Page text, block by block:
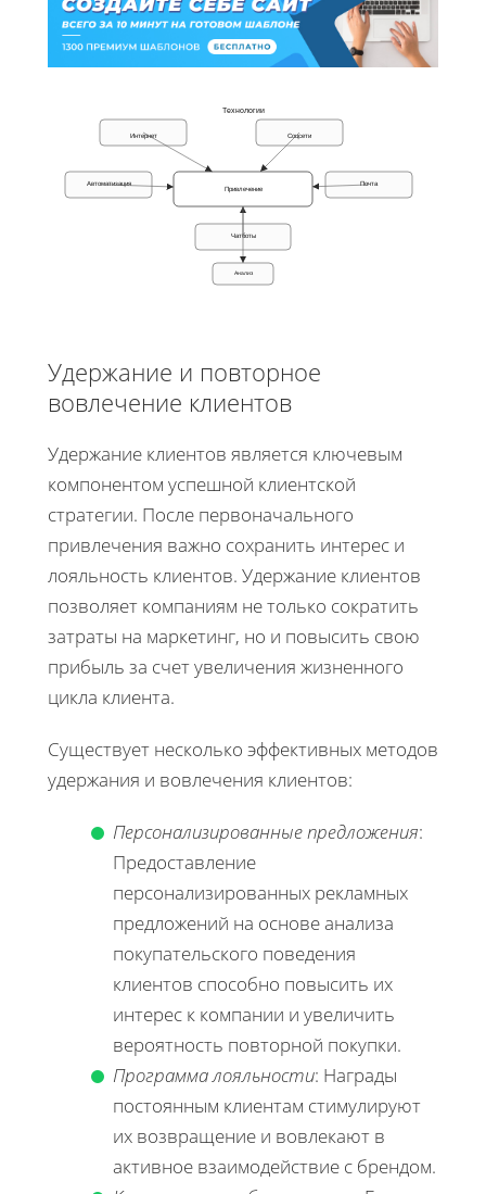
Интернет Соцсети
Автоматизация Привлечение
Почта
Чатботы
Анализ
Технологии
Удержание и повторное
вовлечение клиентов
Удержание клиентов является ключевым
компонентом успешной клиентской
стратегии. После первоначального
привлечения важно сохранить интерес и
лояльность клиентов. Удержание клиентов
позволяет компаниям не только сократить
затраты на маркетинг, но и повысить свою
прибыль за счет увеличения жизненного
цикла клиента.
Существует несколько эффективных методов
удержания и вовлечения клиентов:
Персонализированные предложения:
Предоставление
персонализированных рекламных
предложений на основе анализа
покупательского поведения
клиентов способно повысить их
интерес к компании и увеличить
вероятность повторной покупки.
Программа лояльности: Награды
постоянным клиентам стимулируют
их возвращение и вовлекают в
активное взаимодействие с брендом.